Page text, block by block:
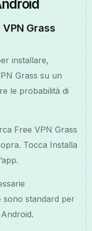
Grass
installare,
Grass su un
le probabilità di
Free VPN Grass
Tocca Installa
sono standard per